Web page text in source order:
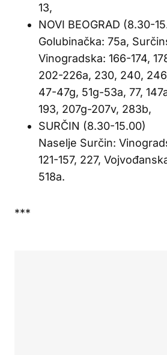
13,
NOVI BEOGRAD (8.30-
Golubinačka: 75a,
Vinogradska: 166-174,
202-226a, 230, 240,
47-47g, 51g-53a, 77,
193, 207g-207v, 283b,
SURČIN (8.30-15.00)
Naselje Surčin:
121-157, 227,
518a.
***